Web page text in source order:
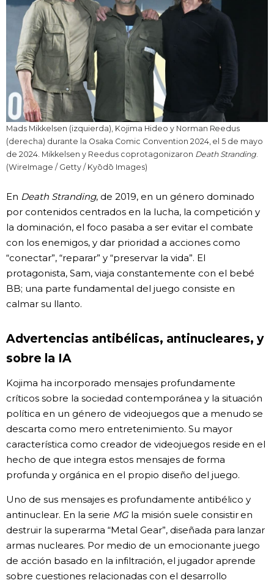
Mads Mikkelsen (izquierda), Kojima Hideo y Norman Reedus
(derecha) durante la Osaka Comic Convention 2024, el 5 de mayo
de 2024. Mikkelsen y Reedus coprotagonizaron Death Stranding.
(WireImage / Getty / Kyōdō Images)
En Death Stranding, de 2019, en un género dominado
por contenidos centrados en la lucha, la competición y
la dominación, el foco pasaba a ser evitar el combate
con los enemigos, y dar prioridad a acciones como
“conectar”, “reparar” y “preservar la vida”. El
protagonista, Sam, viaja constantemente con el bebé
BB; una parte fundamental del juego consiste en
calmar su llanto.
Advertencias antibélicas, antinucleares, y
sobre la IA
Kojima ha incorporado mensajes profundamente
críticos sobre la sociedad contemporánea y la situación
política en un género de videojuegos que a menudo se
descarta como mero entretenimiento. Su mayor
característica como creador de videojuegos reside en el
hecho de que integra estos mensajes de forma
profunda y orgánica en el propio diseño del juego.
Uno de sus mensajes es profundamente antibélico y
antinuclear. En la serie MGla misión suele consistir en
destruir la superarma “Metal Gear”, diseñada para lanzar
armas nucleares. Por medio de un emocionante juego
de acción basado en la infiltración, el jugador aprende
sobre cuestiones relacionadas con el desarrollo